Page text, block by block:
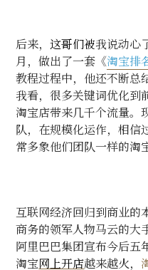
后来，这哥们被我说动心
月，做出了一套《淘宝排
教程过程中，他还不断总
我看，很多关键词优化到
淘宝店带来几千个流量。
队，在规模化运作，相信
常多象他们团队一样的淘
互联网经济回归到商业的
商务的领军人物马云的大
阿里巴巴集团宣布今后五
淘宝网上开店越来越火，